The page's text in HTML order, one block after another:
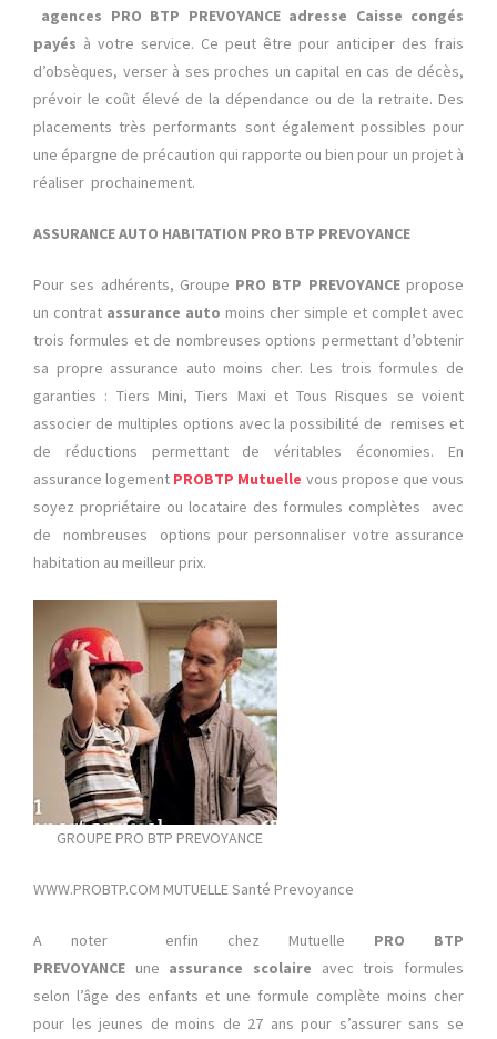
agences PRO BTP PREVOYANCE adresse Caisse congés
payés à votre service. Ce peut être pour anticiper des frais
d’obsèques, verser à ses proches un capital en cas de décès,
prévoir le coût élevé de la dépendance ou de la retraite. Des
placements très performants sont également possibles pour
une épargne de précaution qui rapporte ou bien pour un projet à
réaliser prochainement.
ASSURANCE AUTO HABITATION PRO BTP PREVOYANCE
Pour ses adhérents, Groupe PRO BTP PREVOYANCE propose
un contrat assurance auto moins cher simple et complet avec
trois formules et de nombreuses options permettant d’obtenir
sa propre assurance auto moins cher. Les trois formules de
garanties : Tiers Mini, Tiers Maxi et Tous Risques se voient
associer de multiples options avec la possibilité de remises et
de réductions permettant de véritables économies. En
assurance logement PROBTP Mutuelle vous propose que vous
soyez propriétaire ou locataire des formules complètes avec
de nombreuses options pour personnaliser votre assurance
habitation au meilleur prix.
GROUPE PRO BTP PREVOYANCE
WWW.PROBTP.COM MUTUELLE Santé Prevoyance
A noter enfin chez Mutuelle PRO BTP
PREVOYANCE une assurance scolaire avec trois formules
selon l’âge des enfants et une formule complète moins cher
pour les jeunes de moins de 27 ans pour s’assurer sans se